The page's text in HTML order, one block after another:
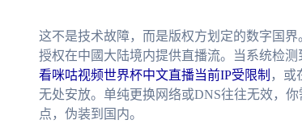
这不是技术故障，而是版权方划定的数字国
授权在中國大陆境内提供直播流。当系统检
看咪咕视频世界杯中文直播当前IP受限制 ，或
无处安放。单纯更换网络或DNS往往无效，
点，伪装到国内。